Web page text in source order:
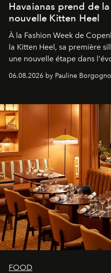
Havaianas prend de
nouvelle Kitten Heel
À la Fashion Week de
la Kitten Heel, sa première
une nouvelle étape dans
06.08.2026 by Pauline Borgogno
FOOD